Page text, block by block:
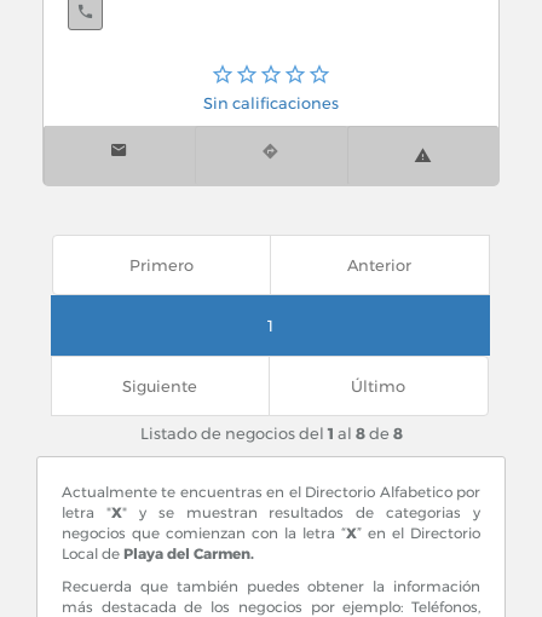
Sin calificaciones
Primero Anterior
1
Siguiente Último
Listado de negocios del1 al 8de 8
Actualmente te encuentras en el Directorio Alfabetico por
letra "X" y se muestran resultados de categorias y
negocios que comienzan con la letra “X” en el Directorio
Local de Playa del Carmen.
Recuerda que también puedes obtener la información
más destacada de los negocios por ejemplo: Teléfonos,